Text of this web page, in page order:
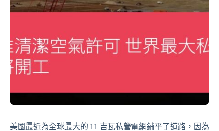
美國最近為全球最大的 11 吉瓦私營電網鋪平了道路，因為